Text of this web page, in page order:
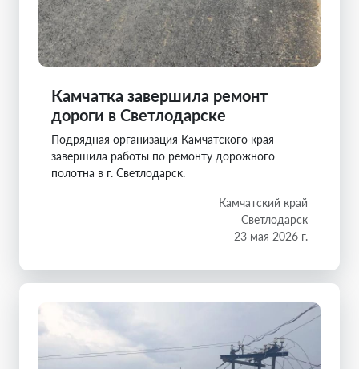
Камчатка завершила ремонт
дороги в Светлодарске
Подрядная организация Камчатского края
завершила работы по ремонту дорожного
полотна в г. Светлодарск.
Камчатский край
Светлодарск
23 мая 2026 г.